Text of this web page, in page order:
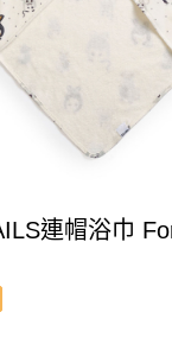
連帽浴巾